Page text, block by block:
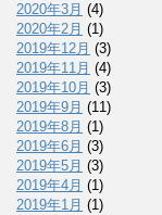
2020年3月 (4)
2020年2月 (1)
2019年12月 (3)
2019年11月 (4)
2019年10月 (3)
2019年9月 (11)
2019年8月 (1)
2019年6月 (3)
2019年5月 (3)
2019年4月 (1)
2019年1月 (1)